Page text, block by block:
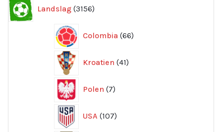
Landslag 3156
produkter
Colombia 66
produkter
Kroatien 41
produkter
Polen 7
produkter
USA 107
produkter